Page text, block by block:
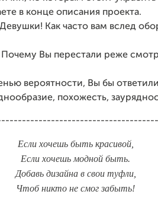
в конце описания проекта.
Как часто вам вслед
Вы перестали реже
вероятности, Вы бы
похожесть,
Если хочешь быть красивой,
Если хочешь модной быть.
Добавь дизайна в свои туфли,
Чтоб никто не смог забыть!